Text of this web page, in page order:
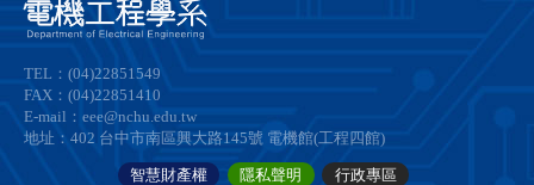
TEL：(04)22851549
FAX：(04)22851410
E-mail：eee@nchu.edu.tw
地址：402 台中市南區興大路145號 電機館(工程四館)
智慧財產權 隱私聲明 行政專區